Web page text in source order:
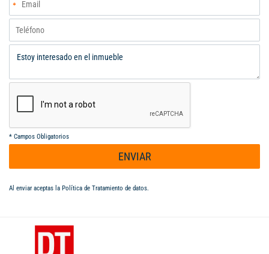
menor valor o vehículos como parte de pago
* Campos Obligatorios
ENVIAR
Al enviar aceptas la Política de Tratamiento de datos.